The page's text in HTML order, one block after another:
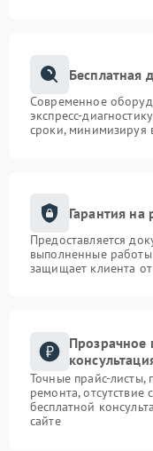
Бесплатная
Современное
экспресс-
сроки, минимизируя
Гарантия на
Предоставляется
выполненные
защищает клиента
Прозрачное
Точные прайс-листы,
ремонта,
бесплатной
сайте